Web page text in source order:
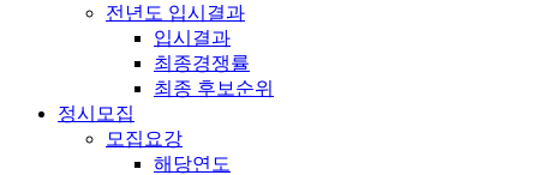
전년도 입시결과
입시결과
최종경쟁률
최종 후보순위
정시모집
모집요강
해당연도